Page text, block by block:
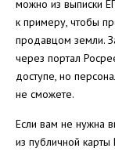
можно из выписки
к примеру, чтобы
продавцом земли.
через портал
доступе, но
не сможете.
Если вам не нужна
из публичной